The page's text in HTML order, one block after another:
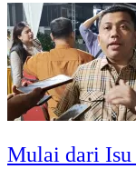
Mulai dari Isu